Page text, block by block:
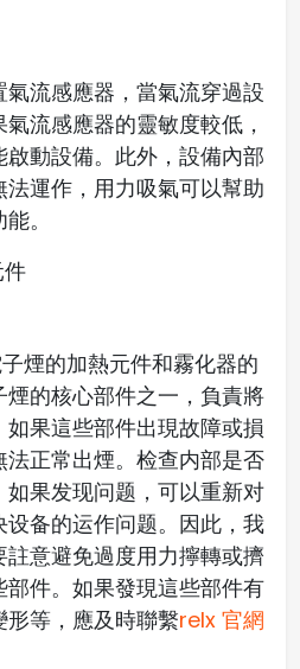
流感應器，當氣流穿過設
流感應器的靈敏度較低，
動設備。此外，設備內部
運作，用力吸氣可以幫助
。
煙的加熱元件和霧化器的
的核心部件之一，負責將
果這些部件出現故障或損
正常出煙。 检查内部是否
果发现问题，可以重新对
备的运作问题。 因此，我
意避免過度用力擰轉或擠
件。如果發現這些部件有
等，應及時聯繫relx 官網